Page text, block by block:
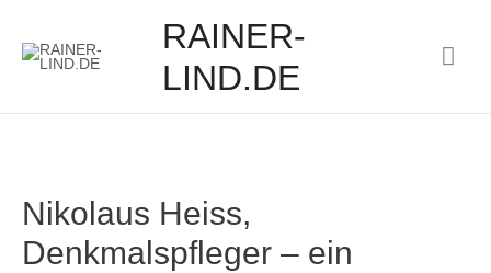
RAINER-
LIND.DE
Nikolaus Heiss,
Denkmalspfleger – ein